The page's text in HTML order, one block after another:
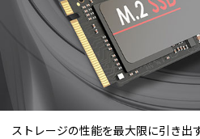
ストレージの性能を最大限に引き出